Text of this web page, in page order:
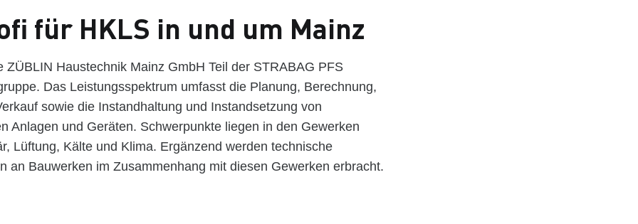
für HKLS in und um Mainz
ZÜBLIN Haustechnik Mainz GmbH Teil der STRABAG PFS
Das Leistungsspektrum umfasst die Planung, Berechnung,
sowie die Instandhaltung und Instandsetzung von
Anlagen und Geräten. Schwerpunkte liegen in den Gewerken
Lüftung, Kälte und Klima. Ergänzend werden technische
an Bauwerken im Zusammenhang mit diesen Gewerken erbracht.